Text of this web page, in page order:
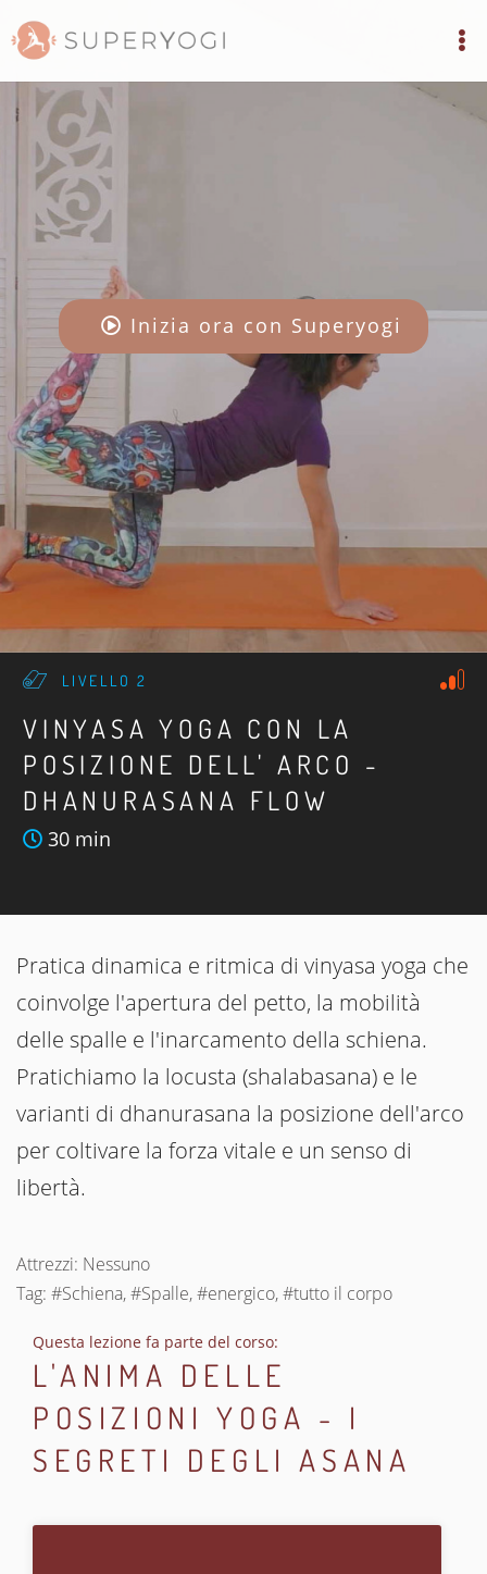
Inizia ora con Superyogi
LIVELLO 2
VINYASA YOGA CON LA
POSIZIONE DELL' ARCO -
DHANURASANA FLOW
30 min
Pratica dinamica e ritmica di vinyasa yoga che
coinvolge l'apertura del petto, la mobilità
delle spalle e l'inarcamento della schiena.
Pratichiamo la locusta (shalabasana) e le
varianti di dhanurasana la posizione dell'arco
per coltivare la forza vitale e un senso di
libertà.
Attrezzi: Nessuno
Tag: #Schiena, #Spalle, #energico, #tutto il corpo
Questa lezione fa parte del corso:
L'ANIMA DELLE
POSIZIONI YOGA - I
SEGRETI DEGLI ASANA